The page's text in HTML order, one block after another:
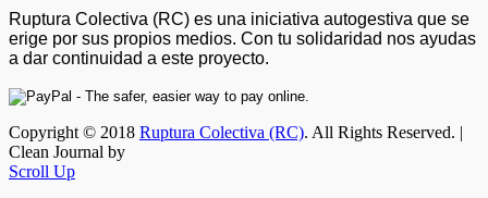
Ruptura Colectiva (RC) es una iniciativa autogestiva que se
erige por sus propios medios. Con tu solidaridad nos ayudas
a dar continuidad a este proyecto.
Copyright © 2018 Ruptura Colectiva (RC). All Rights Reserved. |
Clean Journal by
Scroll Up